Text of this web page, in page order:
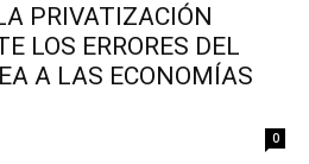
PRIVATIZACIÓN
LOS ERRORES DEL
A LAS ECONOMÍAS
0